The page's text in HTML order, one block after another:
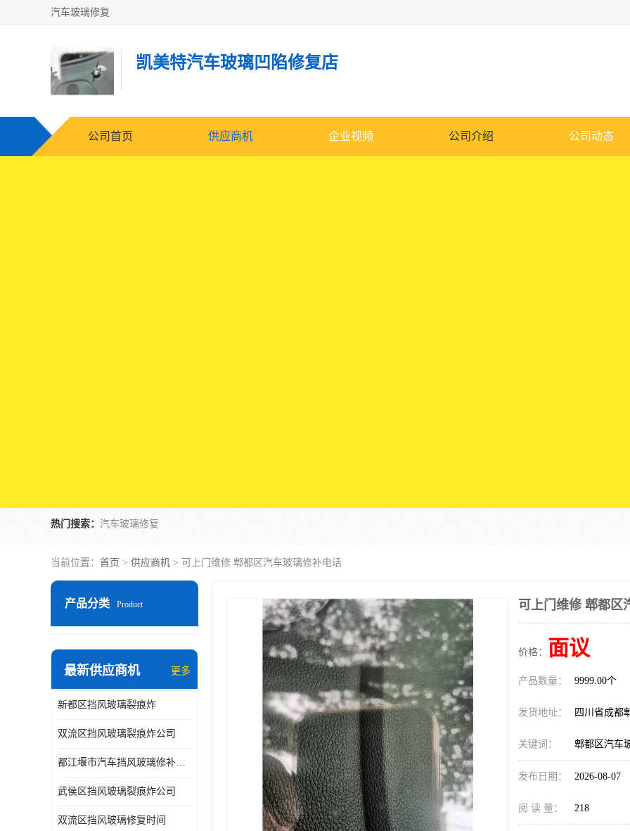
汽车玻璃修复
凯美特汽车玻璃凹陷修复店
公司首页 供应商机 企业视频 公司介绍 公司动态
热门搜索： 汽车玻璃修复
当前位置： 首页 > 供应商机 > 可上门维修 郫都区汽车玻璃修补电话
产品分类 Product
最新供应商机 更多
新都区挡风玻璃裂痕炸
双流区挡风玻璃裂痕炸公司
都江堰市汽车挡风玻璃修补凹陷修复
武侯区挡风玻璃裂痕炸公司
双流区挡风玻璃修复时间
可上门维修 郫都区
价格： 面议
产品数量： 9999.00个
发货地址： 四川省成都
关键词： 郫都区汽车
发布日期： 2026-08-07
阅 读 量： 218